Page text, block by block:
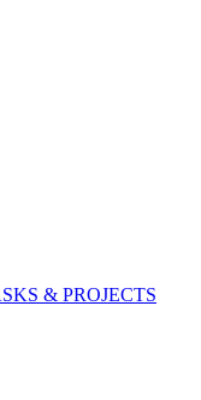
& PROJECTS